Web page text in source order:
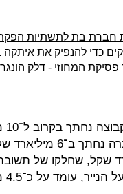
חברת בת לתשתיות הפקת
להנפיק את איתקה
המחוזי - דלק
האחזקה האישית של
על כ־4.5 מיליארד שקל.